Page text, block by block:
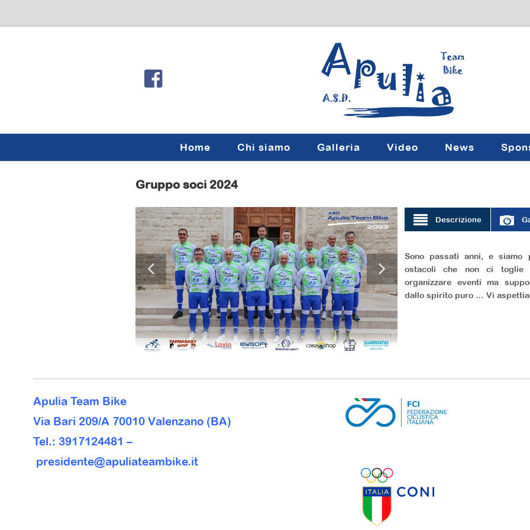
Home Chi siamo Galleria Video News
Gruppo soci 2024
Descrizione
Sono passati anni, e siamo
ostacoli che non ci
organizzare eventi ma
dallo spirito puro … Vi
Apulia Team Bike
Via Bari 209/A 70010 Valenzano (BA)
Tel.: 3917124481 –
presidente@apuliateambike.it